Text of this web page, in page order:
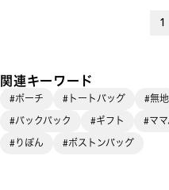
1
関連キーワード
#ポーチ #トートバッグ #無地
#バックパック
#ギフト #マ
#りぼん
#ボストンバッグ